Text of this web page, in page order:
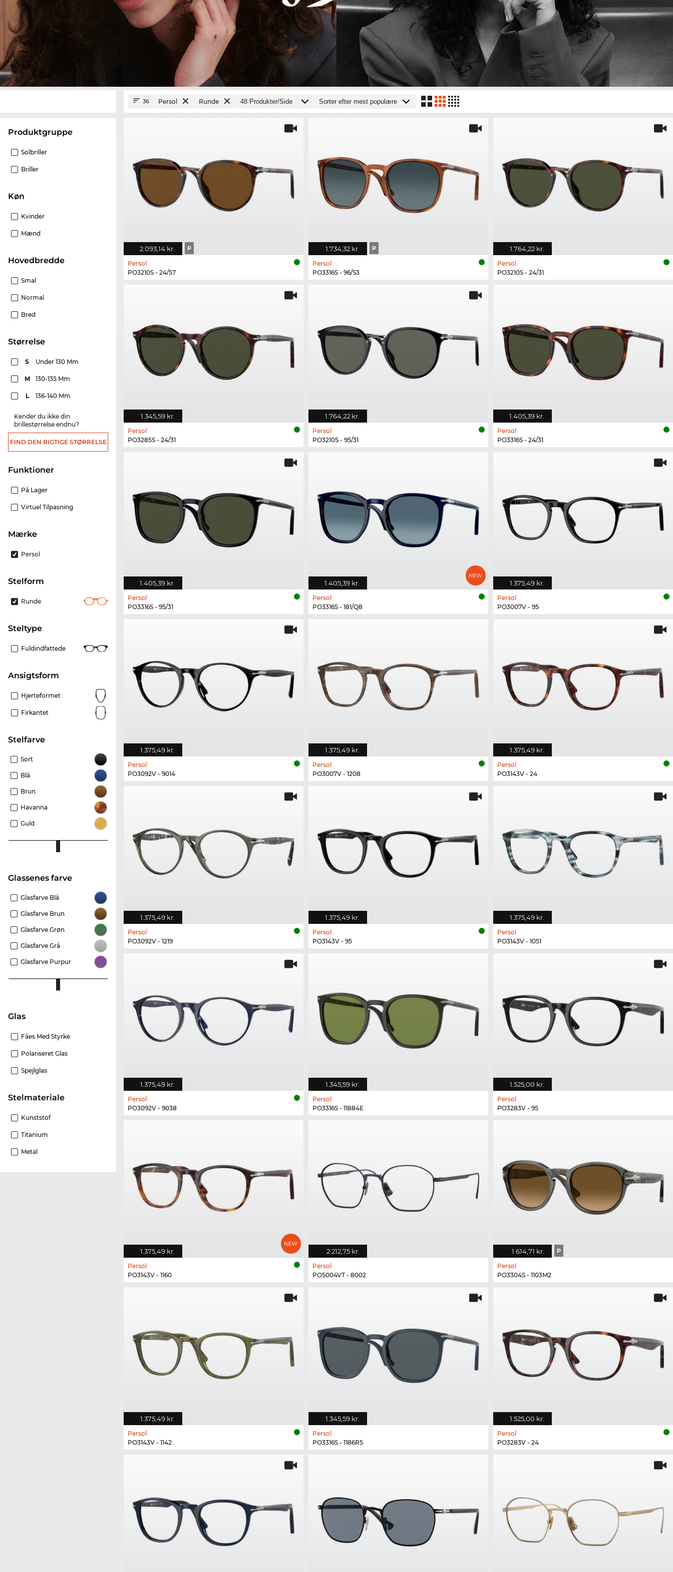
Produktgruppe
Solbriller
Briller
Køn
Kvinder
Mænd
Hovedbredde
Smal
Normal
Bred
Størrelse
S Under 130 Mm
M 130-135 Mm
L 136-140 Mm
Kender du ikke din
brillestørrelse endnu?
FIND DEN RIGTIGE STØRRELSE
funktioner
På Lager
Virtuel Tilpasning
Mærke
Persol
Stelform
Runde
Steltype
Fuldindfattede
Ansigtsform
Hjerteformet
Firkantet
Stelfarve
Sort
Blå
Brun
Havanna
Guld
Glassenes farve
Glasfarve Blå
Glasfarve Brun
Glasfarve Grøn
Glasfarve Grå
Glasfarve Purpur
Glas
Fåes Med Styrke
Polariseret Glas
Spejlglas
Stelmateriale
Kunststof
Titanium
Metal
36 Persol Runde
2.093,14 kr. P
Persol
PO3210S - 24/57
1.734,32 kr. P
Persol
PO3316S - 96/S3
1.764,22 kr.
Persol
PO3210S - 24/31
1.345,59 kr.
Persol
PO3285S - 24/31
1.764,22 kr.
Persol
PO3210S - 95/31
1.405,39 kr.
Persol
PO3316S - 24/31
1.405,39 kr.
Persol
PO3316S - 95/31
1.405,39 kr.
Persol
PO3316S - 181/Q8
1.375,49 kr.
Persol
PO3007V - 95
1.375,49 kr.
Persol
PO3092V - 9014
1.375,49 kr.
Persol
PO3007V - 1208
1.375,49 kr.
Persol
PO3143V - 24
1.375,49 kr.
Persol
PO3092V - 1219
1.375,49 kr.
Persol
PO3143V - 95
1.375,49 kr.
Persol
PO3143V - 1051
1.375,49 kr.
Persol
PO3092V - 9038
1.345,59 kr.
Persol
PO3316S - 11884E
1.525,00 kr.
Persol
PO3283V - 95
1.375,49 kr.
Persol
PO3143V - 1160
2.212,75 kr.
Persol
PO5004VT - 8002
1.614,71 kr. P
Persol
PO3304S - 1103M2
1.375,49 kr.
Persol
PO3143V - 1142
1.345,59 kr.
Persol
PO3316S - 1186R5
1.525,00 kr.
Persol
PO3283V - 24